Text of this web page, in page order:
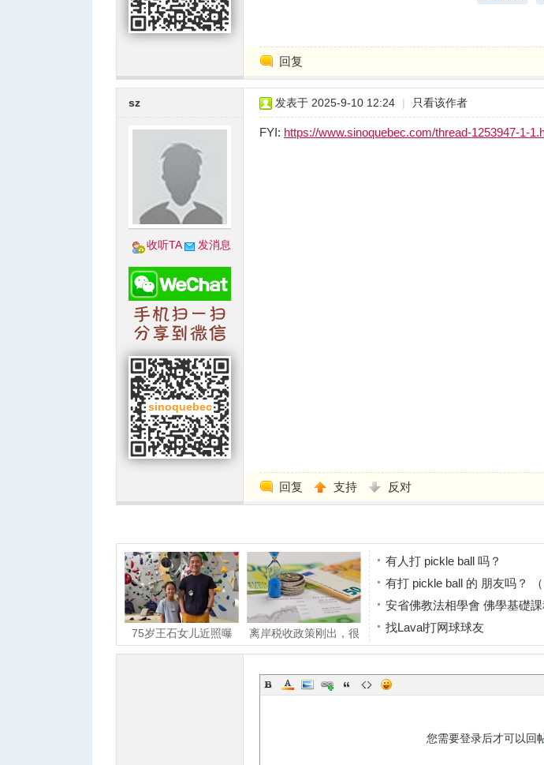
回复
sz
收听TA 发消息
发表于 2025-9-10 12:24 | 只看该作者
FYI: https://www.sinoquebec.com/thread-1253947-1-
回复 支持 反对
75岁王石女儿近照曝
光，小姑娘笑容灿烂
离岸税收政策刚出，很
多有钱人就开始离婚了
有人打 pickle ball 吗？
有打 pickle ball 的 朋友吗？
安省佛教法相學會 佛學基礎
找Laval打网球球友
找住西岛的网球球友
您需要登录后才可以回